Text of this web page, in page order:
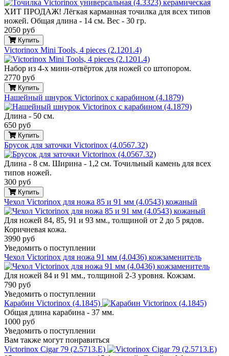
ХИТ ПРОДАЖ! Лёгкая карманная точилка для всех типов
ножей. Общая длина - 14 см. Вес - 30 гр.
2050 руб
Купить
Victorinox Mini Tools, 4 pieces (2.1201.4)
Набор из 4-х мини-отвёрток для ножей со штопором.
2770 руб
Купить
Нашейный шнурок Victorinox с карабином (4.1879)
Длина - 50 см.
650 руб
Купить
Брусок для заточки Victorinox (4.0567.32)
Длина - 8 см. Ширина - 1,2 см. Точильный камень для всех
типов ножей.
300 руб
Купить
Чехол Victorinox для ножа 85 и 91 мм (4.0543) кожаный
Для ножей 84, 85, 91 и 93 мм., толщиной от 2 до 5 рядов.
Коричневая кожа.
3990 руб
Уведомить о поступлении
Чехол Victorinox для ножа 91 мм (4.0436) кожзаменитель
Для ножей 84 и 91 мм., толщиной 2-3 уровня. Кожзам.
790 руб
Уведомить о поступлении
Карабин Victorinox (4.1845)
Общая длина карабина - 37 мм.
1000 руб
Уведомить о поступлении
Вам также могут понравиться
Victorinox Cigar 79 (2.5713.E)